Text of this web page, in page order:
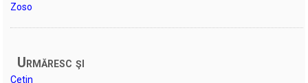
Zoso
Urmăresc şi
Cetin